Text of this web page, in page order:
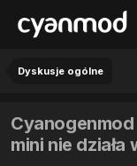
Dyskusje ogólne
Cyanogenmod
mini nie działa